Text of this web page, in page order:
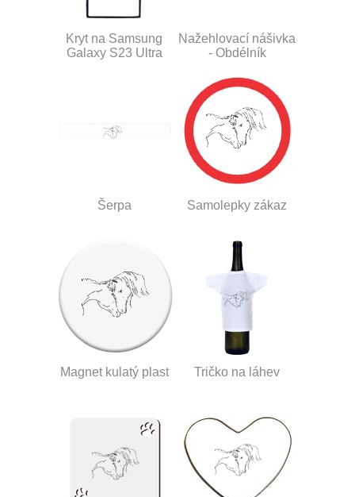
Kryt na Samsung
Galaxy S23 Ultra
Nažehlovací nášivka
- Obdélník
Šerpa Samolepky zákaz
Magnet kulatý plast Tričko na láhev